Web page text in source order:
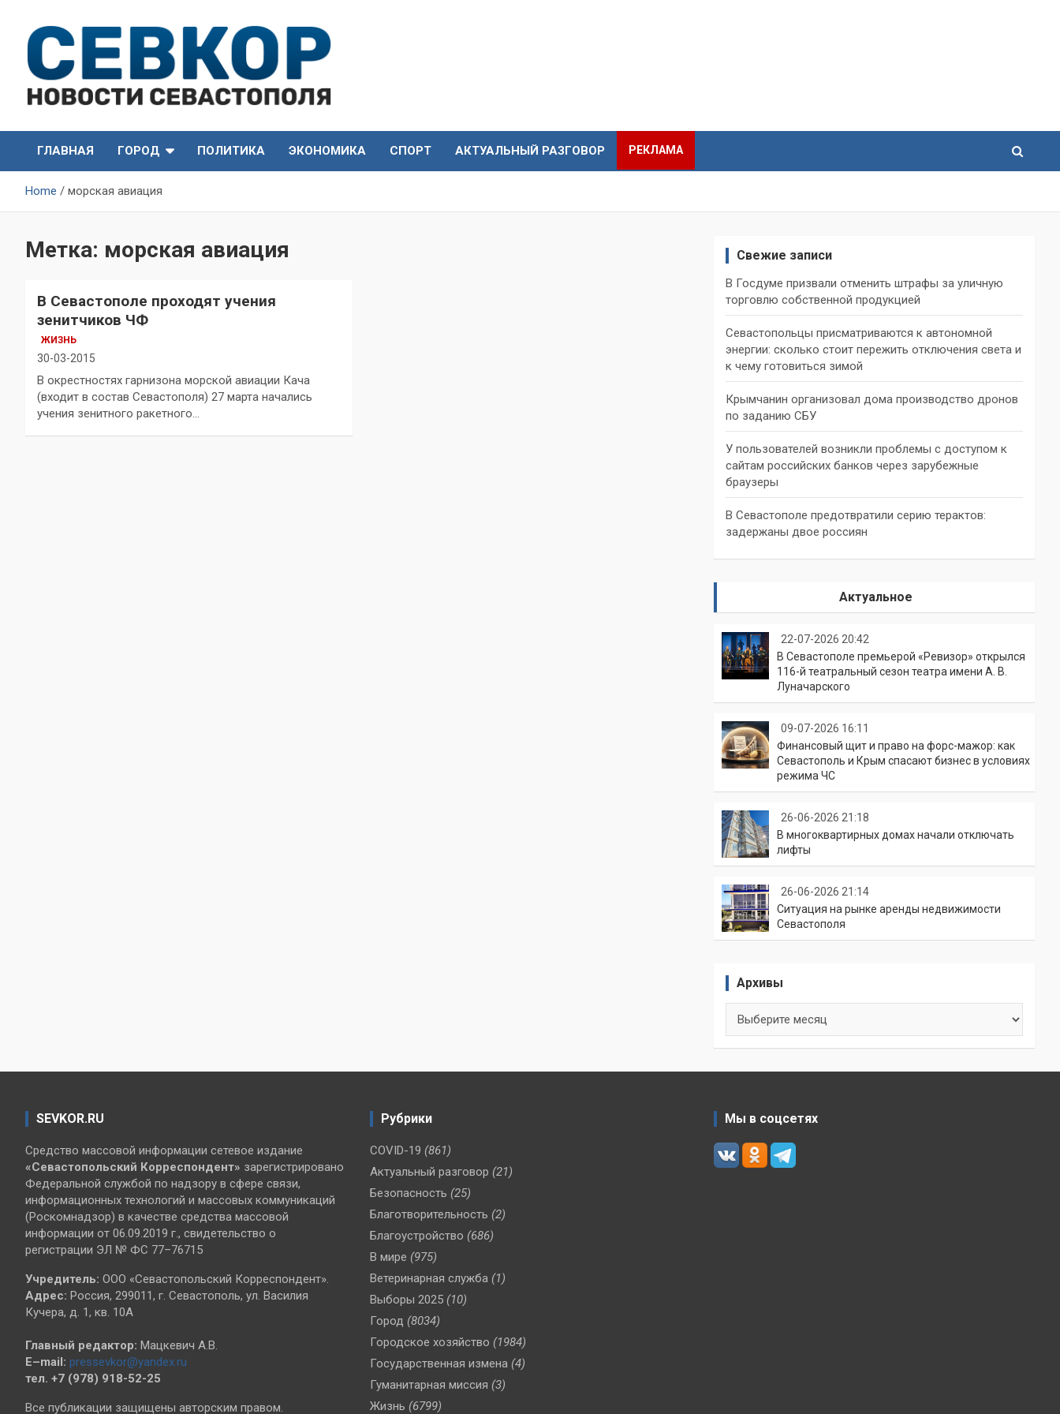
content
СевКор — Новости
Севастополя
Севастополя
ГЛАВНАЯ
ГОРОД ПОЛИТИКА ЭКОНОМИКА СПОРТ АКТУАЛЬНЫЙ РАЗГОВОР РЕКЛАМА
Home морская авиация
Метка: морская авиация
В Севастополе проходят учения
зенитчиков ЧФ
ЖИЗНЬ
30-03-2015
В окрестностях гарнизона морской авиации Кача
(входит в состав Севастополя) 27 марта начались
учения зенитного ракетного…
Свежие записи
В Госдуме призвали отменить штрафы за уличную
торговлю собственной продукцией
Севастопольцы присматриваются к автономной
энергии: сколько стоит пережить отключения света и
к чему готовиться зимой
Крымчанин организовал дома производство дронов
по заданию СБУ
У пользователей возникли проблемы с доступом к
сайтам российских банков через зарубежные
браузеры
В Севастополе предотвратили серию терактов:
задержаны двое россиян
Актуальное
22-07-2026 20:42
В Севастополе премьерой «Ревизор» открылся
116-й театральный сезон театра имени А. В.
Луначарского
09-07-2026 16:11
Финансовый щит и право на форс-мажор: как
Севастополь и Крым спасают бизнес в условиях
режима ЧС
26-06-2026 21:18
В многоквартирных домах начали отключать
лифты
26-06-2026 21:14
Ситуация на рынке аренды недвижимости
Севастополя
Архивы
SEVKOR.RU
Средство массовой информации сетевое издание
«Севастопольский Корреспондент» зарегистрировано
Федеральной службой по надзору в сфере связи,
информационных технологий и массовых коммуникаций
(Роскомнадзор) в качестве средства массовой
информации от 06.09.2019 г., свидетельство о
регистрации ЭЛ № ФС 77–76715
Учредитель: ООО «Севастопольский Корреспондент».
Адрес: Россия, 299011, г. Севастополь, ул. Василия
Кучера, д. 1, кв. 10А
Главный редактор: Мацкевич А.В.
E–mail: pressevkor@yandex.ru
тел. +7 (978) 918-52-25
Все публикации защищены авторским правом.
Рубрики
COVID-19 (861)
Актуальный разговор (21)
Безопасность (25)
Благотворительность (2)
Благоустройство (686)
В мире (975)
Ветеринарная служба (1)
Выборы 2025 (10)
Город (8034)
Городское хозяйство (1984)
Государственная измена (4)
Гуманитарная миссия (3)
Жизнь (6799)
Мы в соцсетях